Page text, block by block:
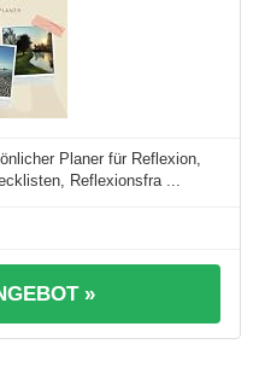
Planer für Reflexion,
Reflexionsfra ...
»